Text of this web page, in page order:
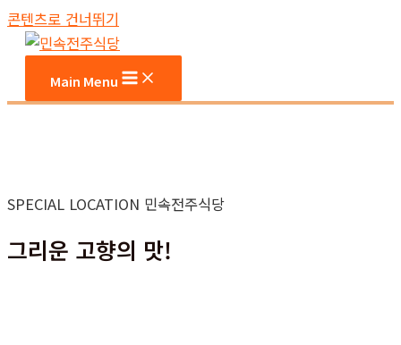
콘텐츠로 건너뛰기
Main Menu
SPECIAL LOCATION 민속전주식당
그리운 고향의 맛!